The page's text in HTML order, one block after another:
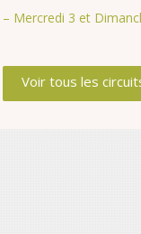
– Mercredi 3 et
Voir tous les